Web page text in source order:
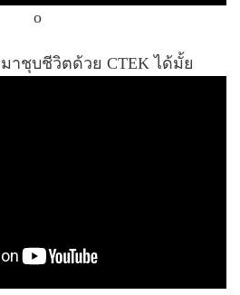
o
มาชุบชีวิตด้วย CTEK ได้มั้ย